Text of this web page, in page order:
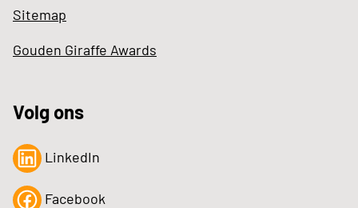
Sitemap
Gouden Giraffe Awards
Volg ons
LinkedIn
Facebook